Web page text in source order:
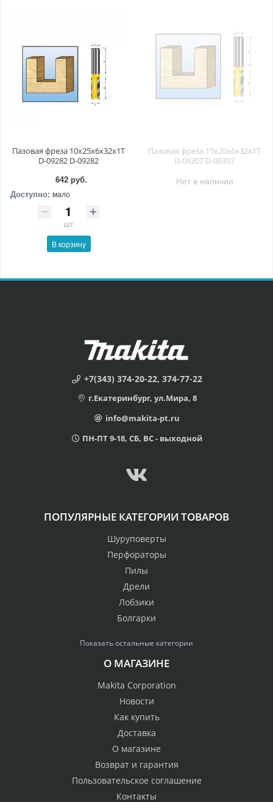
Пазовая фреза 10x25x6x32x1T
D-09282 D-09282
642 руб.
Доступно: мало
шт
В корзину
Пазовая фреза 15x20x6x32x1T
D-09307 D-09307
Нет в наличии
+7(343) 374-20-22, 374-77-22
г.Екатеринбург, ул.Мира, 8
info@makita-pt.ru
ПН-ПТ 9-18, СБ, ВС - выходной
ПОПУЛЯРНЫЕ КАТЕГОРИИ ТОВАРОВ
Шуруповерты
Перфораторы
Пилы
Дрели
Лобзики
Болгарки
Показать остальные категории
О МАГАЗИНЕ
Makita Corporation
Новости
Как купить
Доставка
О магазине
Возврат и гарантия
Пользовательское соглашение
Контакты